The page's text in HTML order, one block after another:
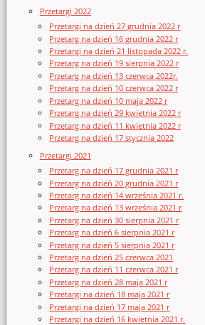
Przetargi 2022
Przetargi na dzień 27 grudnia 2022 r
Przetarg na dzień 16 grudnia 2022 r
Przetargi na dzień 21 listopada 2022 r.
Przetarg na dzień 19 sierpnia 2022 r
Przetarg na dzień 13 czerwca 2022r.
Przetarg na dzień 10 czerwca 2022 r
Przetarg na dzień 10 maja 2022 r
Przetarg na dzień 29 kwietnia 2022 r
Przetarg na dzień 11 kwietnia 2022 r
Przetarg na dzień 17 stycznia 2022
Przetargi 2021
Przetarg na dzień 17 grudnia 2021 r
Przetarg na dzień 20 grudnia 2021 r
Przetarg na dzień 14 września 2021 r.
Przetarg na dzień 13 września 2021 r
Przetarg na dzień 30 sierpnia 2021 r
Przetarg na dzień 6 sierpnia 2021 r
Przetarg na dzień 5 sierpnia 2021 r
Przetarg na dzień 25 czerwca 2021
Przetarg na dzień 11 czerwca 2021 r
Przetarg na dzień 28 maja 2021 r
Przetargi na dzień 18 maja 2021 r
Przetargi na dzień 17 maja 2021 r
Przetargi na dzień 16 kwietnia 2021 r.